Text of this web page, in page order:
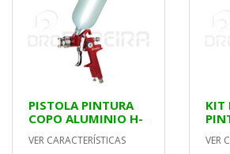
PISTOLA PINTURA
COPO ALUMINIO H-
827 D1.4 MACFER
VER CARACTERÍSTICAS
KIT
VER